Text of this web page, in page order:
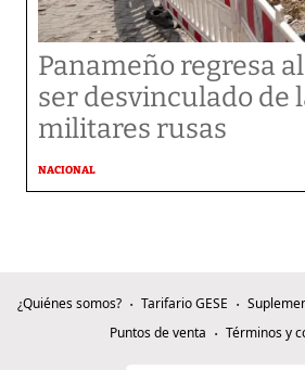
Panameño regresa
ser desvinculado de
militares rusas
NACIONAL
¿Quiénes somos? Tarifario GESE
Puntos de venta
Términos y